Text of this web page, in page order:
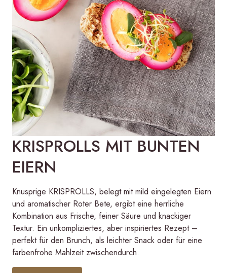
KRISPROLLS MIT BUNTEN
EIERN
Knusprige KRISPROLLS, belegt mit mild eingelegten Eiern
und aromatischer Roter Bete, ergibt eine herrliche
Kombination aus Frische, feiner Säure und knackiger
Textur. Ein unkompliziertes, aber inspiriertes Rezept –
perfekt für den Brunch, als leichter Snack oder für eine
farbenfrohe Mahlzeit zwischendurch.